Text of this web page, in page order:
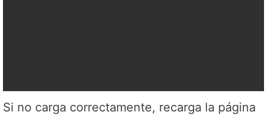
Si no carga correctamente, recarga la página